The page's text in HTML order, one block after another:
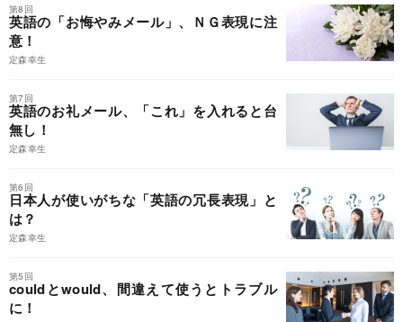
第8回
英語の「お悔やみメール」、ＮＧ表現に注
意！
定森幸生
第7回
英語のお礼メール、「これ」を入れると台
無し！
定森幸生
第6回
日本人が使いがちな「英語の冗長表現」と
は？
定森幸生
第5回
couldとwould、間違えて使うとトラブル
に！